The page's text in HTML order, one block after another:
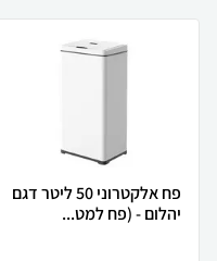
פח אלקטרוני 50 ליטר דגם
יהלום - (פח למט...